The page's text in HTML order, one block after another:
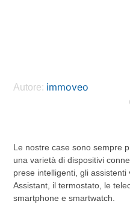
Autore: immoveo
Le nostre case sono sempre
una varietà di dispositivi
prese intelligenti, gli
Assistant, il termostato, le
smartphone e smartwatch.